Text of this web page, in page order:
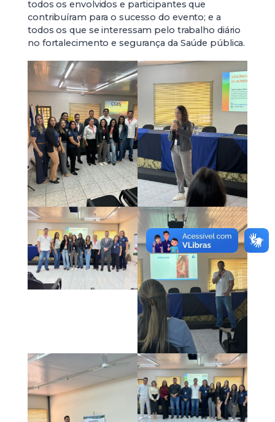
todos os envolvidos e participantes que
contribuíram para o sucesso do evento; e a
todos os que se interessam pelo trabalho diário
no fortalecimento e segurança da Saúde pública.